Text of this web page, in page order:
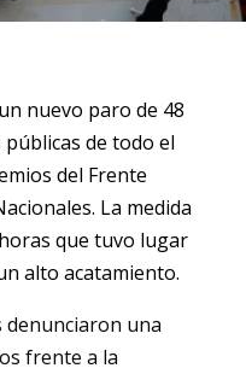
nuevo paro de 48
de todo el
del Frente
La medida
que tuvo lugar
alto acatamiento.
una
frente a la